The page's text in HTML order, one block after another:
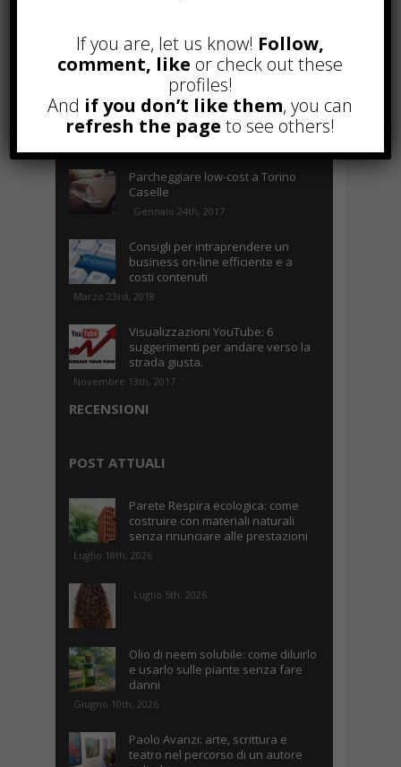
Alcuni trucchi per avere un blog di
successo
Novembre 22nd, 2016
Comprare visite YouTube: i 5
vantaggi TOP!
Novembre 2nd, 2017
Parcheggiare low-cost a Torino
Caselle
Gennaio 24th, 2017
Consigli per intraprendere un
business on-line efficiente e a
costi contenuti
Marzo 23rd, 2018
Visualizzazioni YouTube: 6
suggerimenti per andare verso la
strada giusta.
Novembre 13th, 2017
RECENSIONI
POST ATTUALI
Parete Respira ecologica: come
costruire con materiali naturali
senza rinunciare alle prestazioni
Luglio 18th, 2026
Luglio 5th, 2026
Olio di neem solubile: come diluirlo
e usarlo sulle piante senza fare
danni
Giugno 10th, 2026
Paolo Avanzi: arte, scrittura e
teatro nel percorso di un autore
If you are, let us know! Follow,
comment, like or check out these
profiles!
And if you don’t like them, you can
refresh the page to see others!